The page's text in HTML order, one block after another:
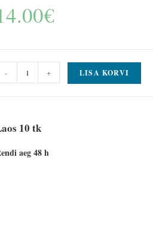
€
- + LISA KORVI
10 tk
aeg 48 h